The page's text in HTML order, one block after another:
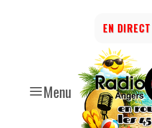
Menu
EN DIRECT